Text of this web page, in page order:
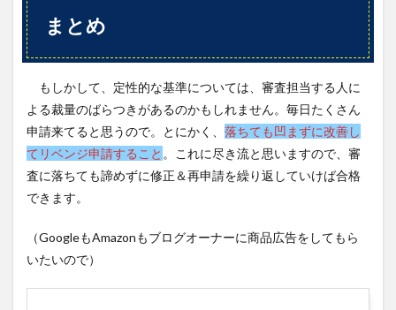
まとめ
もしかして、定性的な基準については、審査担当する人に
よる裁量のばらつきがあるのかもしれません。毎日たくさん
申請来てると思うので。とにかく、 落ちても凹まずに改善し
てリベンジ申請すること 。これに尽き流と思いますので、審
査に落ちても諦めずに修正＆再申請を繰り返していけば合格
できます。
（GoogleもAmazonもブログオーナーに商品広告をしてもら
いたいので）